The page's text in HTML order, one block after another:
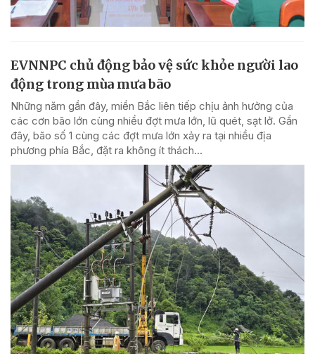
EVNNPC chủ động bảo vệ sức khỏe người lao
động trong mùa mưa bão
Những năm gần đây, miền Bắc liên tiếp chịu ảnh hưởng của
các cơn bão lớn cùng nhiều đợt mưa lớn, lũ quét, sạt lở. Gần
đây, bão số 1 cùng các đợt mưa lớn xảy ra tại nhiều địa
phương phía Bắc, đặt ra không ít thách...